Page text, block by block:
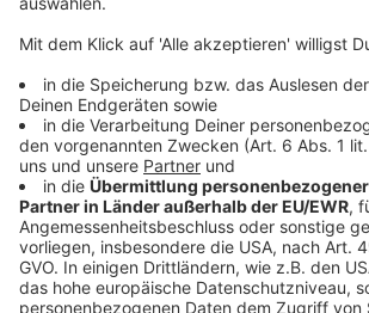
Julia Mauberger
Musterhauspark GmbH.
Im Gespräch mit Life Radio
gibt sie Antworten auf folgende
Was ist ein Musterhauspark?
Musterhauspark - was ist das
Wenn ich ein Haus bauen möchte –